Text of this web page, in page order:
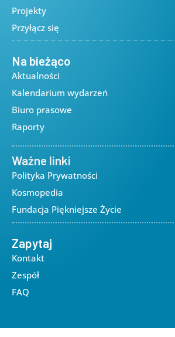
Projekty
Przyłącz się
Na bieżąco
Aktualności
Kalendarium wydarzeń
Biuro prasowe
Raporty
Ważne linki
Polityka Prywatności
Kosmopedia
Fundacja Piękniejsze Życie
Zapytaj
Kontakt
Zespół
FAQ